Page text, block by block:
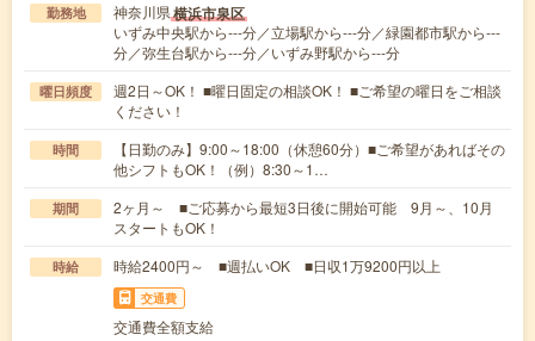
勤務地 神奈川県横浜市泉区
いずみ中央駅から---分／立場駅から---分／緑園都市駅から---
分／弥生台駅から---分／いずみ野駅から---分
曜日頻度
週2日～OK！ ■曜日固定の相談OK！ ■ご希望の曜日をご相談
ください！
時間
【日勤のみ】9:00～18:00（休憩60分）■ご希望があればその
他シフトもOK！（例）8:30～1…
期間
2ヶ月～ ■ご応募から最短3日後に開始可能 9月～、10月
スタートもOK！
時給 時給2400円～ ■週払いOK ■日収1万9200円以上
交通費
交通費全額支給